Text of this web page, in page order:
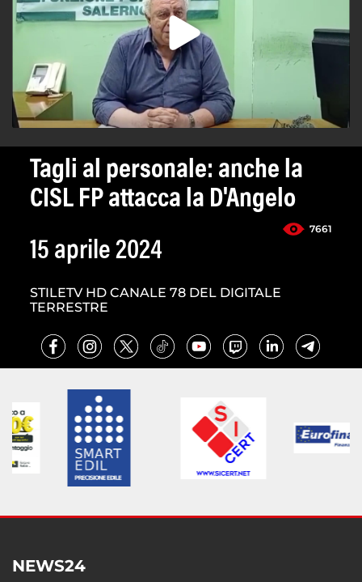
Tagli al personale: anche la
CISL FP attacca la D'Angelo
7661
15 aprile 2024
STILETV HD CANALE 78 DEL DIGITALE
TERRESTRE
NEWS24